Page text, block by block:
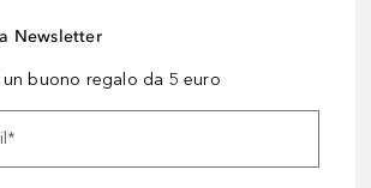
Newsletter
un buono regalo da 5 euro
*